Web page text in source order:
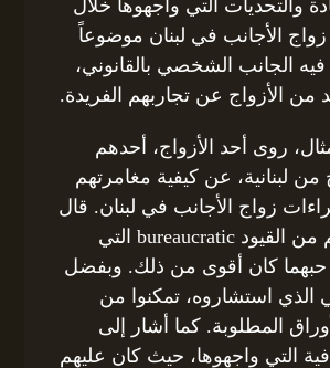
والتحديات التي واجهوها خلال
زواج الأجانب في لبنان موضوعاً
الجانب الشخصي بالقانوني،
من الأزواج عن تجاربهم الفريدة.
روى أحد الأزواج، أحدهم
لبنانية، عن كيفية مغامرتهم
زواج الأجانب في لبنان. قال
إنه على الرغم من القيود bureaucratic التي
حبهما كان أقوى من ذلك. وبفضل
الذي استشاروه، تمكنوا من
المطلوبة. كما أشار إلى
التي واجهوها، حيث كان عليهم